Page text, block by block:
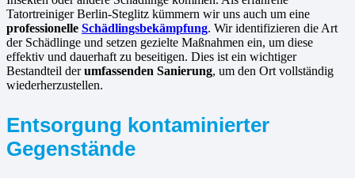
Tatortreiniger Berlin-Steglitz kümmern wir uns auch um eine
professionelle Schädlingsbekämpfung. Wir identifizieren die Art
der Schädlinge und setzen gezielte Maßnahmen ein, um diese
effektiv und dauerhaft zu beseitigen. Dies ist ein wichtiger
Bestandteil derumfassenden Sanierung, um den Ort vollständig
wiederherzustellen.
Entsorgung kontaminierter
Gegenstände